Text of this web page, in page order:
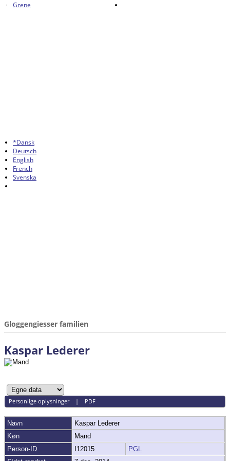
Grene
*Dansk
Deutsch
English
French
Svenska
Gloggengiesser familien
Kaspar Lederer
Personlige oplysninger| PDF
Navn Kaspar Lederer
Køn
Mand
Person-ID
I12015
PGL